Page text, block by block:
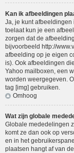
Kan ik afbeeldingen
Ja, je kunt
toelaat kun je een
zorgen dat de
bijvoorbeeld http://
afbeelding op je eigen
is). Ook afbeeldingen
Yahoo mailboxen, een
worden weergegeven.
tag [img] gebruiken.
Omhoog
Wat zijn globale
Globale mededelingen
komt ze dan ook op
en in het
plaatsen hangt af van